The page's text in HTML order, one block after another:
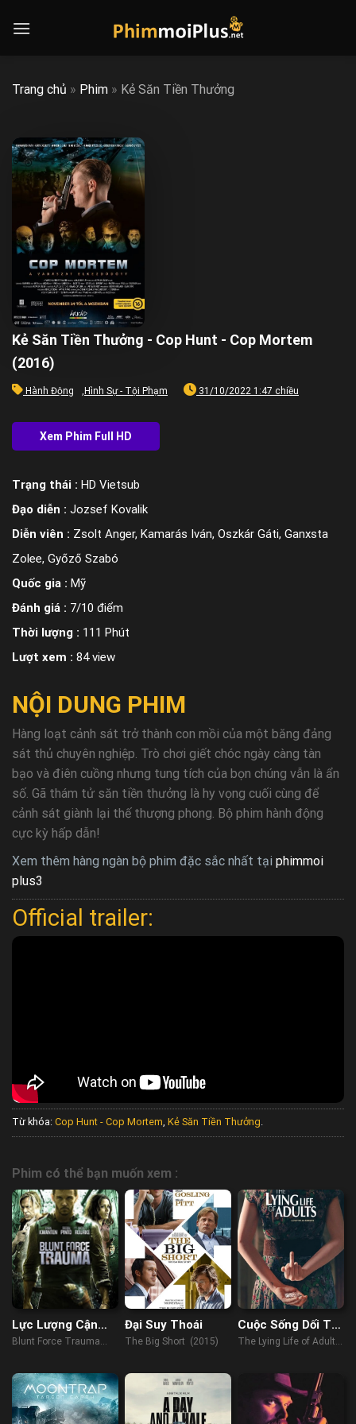
Trang chủ » Phim » Kẻ Săn Tiền Thưởng
Kẻ Săn Tiền Thưởng - Cop Hunt - Cop Mortem
(2016)
Hành Động Hình Sự - Tội Phạm 31/10/2022 1:47 chiều
Trạng thái : HD Vietsub
Đạo diễn : Jozsef Kovalik
Diễn viên : Zsolt Anger, Kamarás Iván, Oszkár Gáti, Ganxsta
Zolee, Győző Szabó
Quốc gia : Mỹ
Đánh giá : 7/10 điểm
Thời lượng : 111 Phút
Lượt xem : 84 view
NỘI DUNG PHIM
Hàng loạt cảnh sát trở thành con mồi của một băng đảng
sát thủ chuyên nghiệp. Trò chơi giết chóc ngày càng tàn
bạo và điên cuồng nhưng tung tích của bọn chúng vẫn là ẩn
số. Gã thám tử săn tiền thưởng là hy vọng cuối cùng để
cảnh sát giành lại thế thượng phong. Bộ phim hành động
cực kỳ hấp dẫn!
Xem thêm hàng ngàn bộ phim đặc sắc nhất tại phimmoi
plus3
Official trailer:
Từ khóa: Cop Hunt - Cop Mortem Kẻ Săn Tiền Thưởng
Phim có thể bạn muốn xem :
Lực Lượng Cận
Chiến
Blunt Force Trauma
Đại Suy Thoái
The Big Short (2015)
Cuộc Sống Dối Trá
Của Người Lớn
The Lying Life of Adults